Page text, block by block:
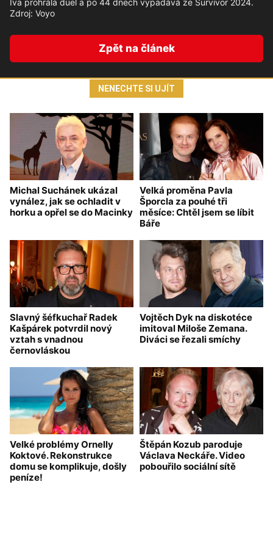
Iva prohrála duel a po 44 dnech vypadává ze Survivor 2024.
Zdroj: Voyo
Zpět na článek
NENECHTE SI UJÍT
Michal Suchánek ukázal
vynález, jak se ochladit v
horku a opřel se do Macinky
Velká proměna Pavla
Šporcla za pouhé tři
měsíce: Chtěl jsem se líbit
Báře
Slavný šéfkuchař Radek
Kašpárek potvrdil nový
vztah s vnadnou
černovláskou
Vojtěch Dyk na diskotéce
imitoval Miloše Zemana.
Diváci se řezali smíchy
Velké problémy Ornelly
Koktové. Rekonstrukce
domu se komplikuje, došly
peníze!
Štěpán Kozub paroduje
Václava Neckáře. Video
pobouřilo sociální sítě